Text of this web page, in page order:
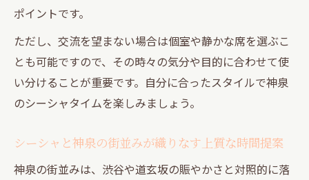
ポイントです。
ただし、交流を望まない場合は個室や静かな席を選ぶこ
とも可能ですので、その時々の気分や目的に合わせて使
い分けることが重要です。自分に合ったスタイルで神泉
のシーシャタイムを楽しみましょう。
シーシャと神泉の街並みが織りなす上質な時間提案
神泉の街並みは、渋谷や道玄坂の賑やかさと対照的に落